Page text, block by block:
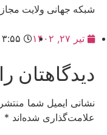
شبکه جهانی ولایت
تیر ۲۷, ۱۴۰۲ ۳:۵۵ ب٫ظ
دیدگاهتان
نشانی ایمیل شما
علامت‌گذاری شده‌اند *